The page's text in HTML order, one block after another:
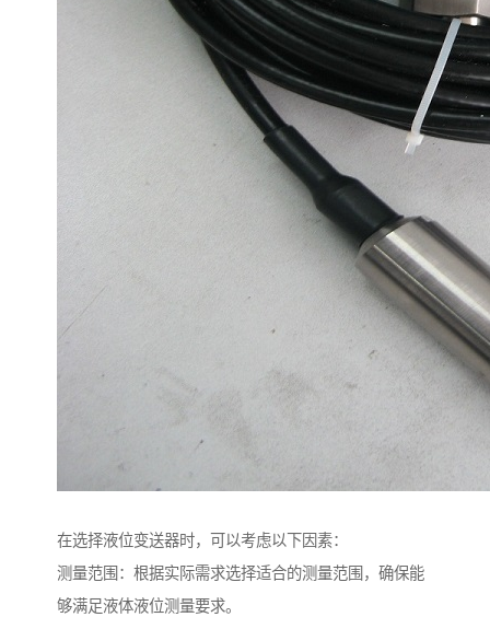
在选择液位变送器时，可以考虑以下因素：
测量范围：根据实际需求选择适合的测量范围，确保能
够满足液体液位测量要求。